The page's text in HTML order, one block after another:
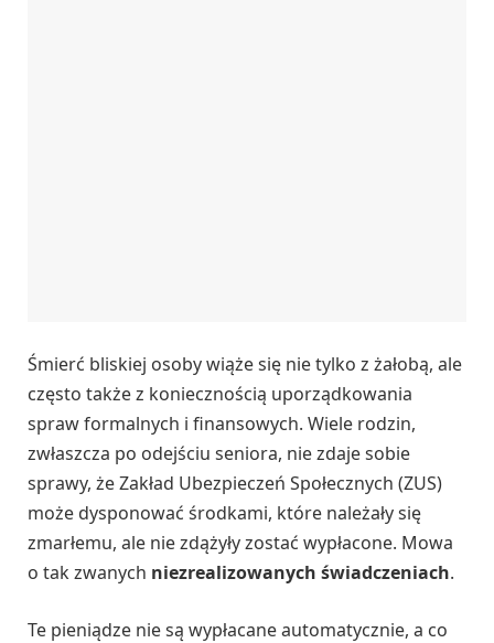
Śmierć bliskiej osoby wiąże się nie tylko z żałobą, ale
często także z koniecznością uporządkowania
spraw formalnych i finansowych. Wiele rodzin,
zwłaszcza po odejściu seniora, nie zdaje sobie
sprawy, że Zakład Ubezpieczeń Społecznych (ZUS)
może dysponować środkami, które należały się
zmarłemu, ale nie zdążyły zostać wypłacone. Mowa
o tak zwanych niezrealizowanych świadczeniach.
Te pieniądze nie są wypłacane automatycznie, a co